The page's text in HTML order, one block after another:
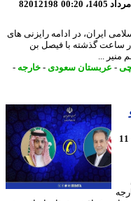
82012198
در ادامه رایزنی های
گذشته با فیصل بن
...
عربستان سعودی-خارجه-